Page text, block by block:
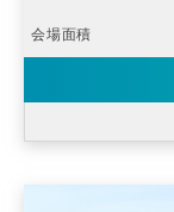
会場面積